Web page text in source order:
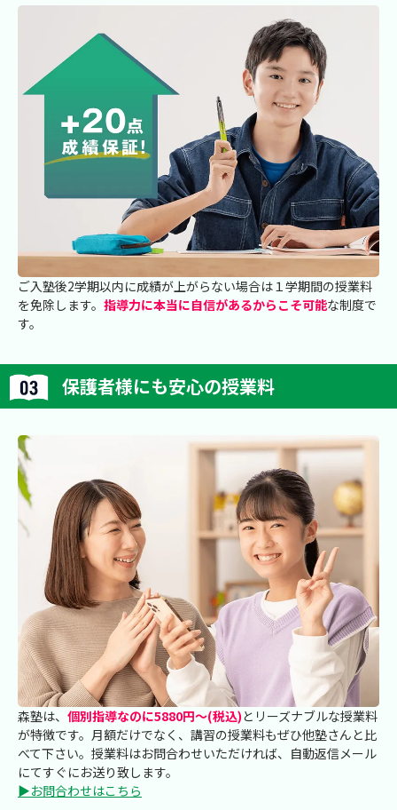
ご入塾後2学期以内に成績が上がらない場合は１学期間の授業料
を免除します。 指導力に本当に自信があるからこそ可能な制度で
す。
保護者様にも安心の授業料
森塾は、 個別指導なのに5880円～(税込)とリーズナブルな授業料
が特徴です。月額だけでなく、講習の授業料もぜひ他塾さんと比
べて下さい。授業料はお問合わせいただければ、自動返信メール
にてすぐにお送り致します。
▶お問合わせはこちら